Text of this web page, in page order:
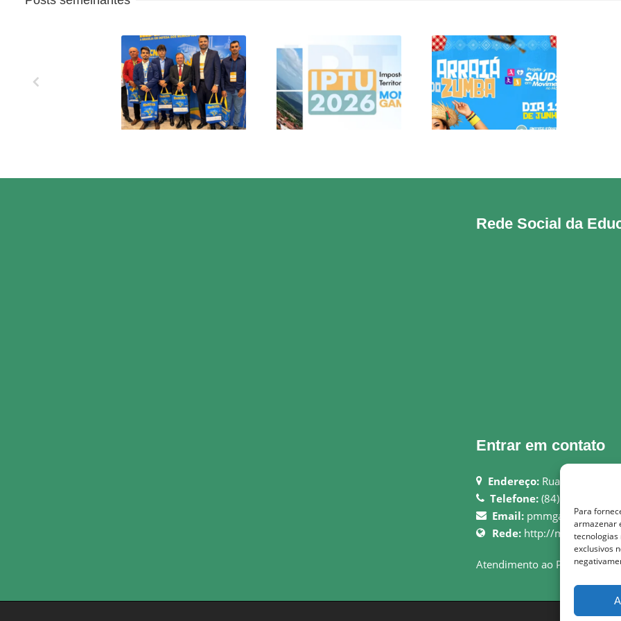
Para
armazenar
tecnologias
exclusivos
XXVII MARCHA EM
OS CARNÊS DO IPTU
ARRAIÁ DO ZUMBA
Rede Social da
Entrar em contato
Endereço: Rua Justiniano
Telefone: (84) 3694-0006
Email:
Rede: http://
Atendimento ao Público: 08h